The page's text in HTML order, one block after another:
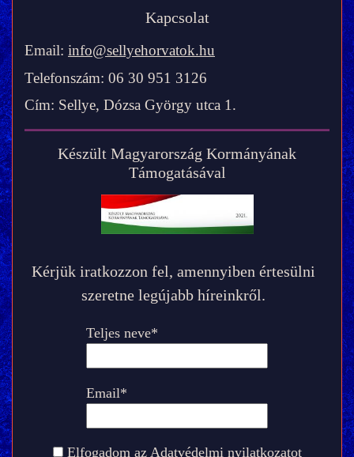
Kapcsolat
Email: info@sellyehorvatok.hu
Telefonszám: 06 30 951 3126
Cím: Sellye, Dózsa György utca 1.
Készült Magyarország Kormányának
Támogatásával
Kérjük iratkozzon fel, amennyiben értesülni
szeretne legújabb híreinkről.
Teljes neve*
Email*
Elfogadom az Adatvédelmi nyilatkozatot